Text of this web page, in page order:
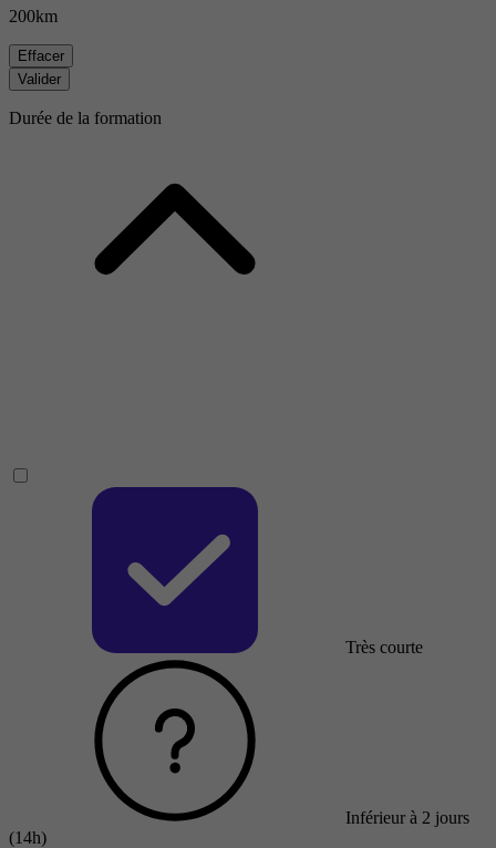
200km
Effacer
Valider
Durée de la formation
Très courte
Inférieur à 2 jours
(14h)